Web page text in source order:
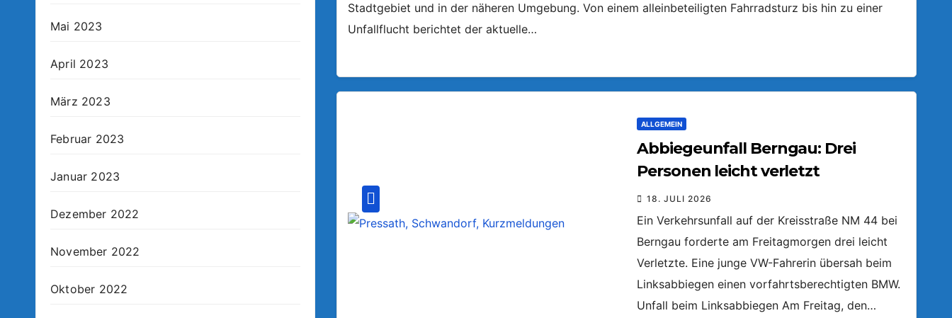
Mai 2023
April 2023
März 2023
Februar 2023
Januar 2023
Dezember 2022
November 2022
Oktober 2022
Stadtgebiet und in der näheren Umgebung. Von einem alleinbeteiligten Fahrradsturz bis hin zu einer
Unfallflucht berichtet der aktuelle…
ALLGEMEIN
Abbiegeunfall Berngau: Drei
Personen leicht verletzt
18. JULI 2026
Ein Verkehrsunfall auf der Kreisstraße NM 44 bei
Berngau forderte am Freitagmorgen drei leicht
Verletzte. Eine junge VW-Fahrerin übersah beim
Linksabbiegen einen vorfahrtsberechtigten BMW.
Unfall beim Linksabbiegen Am Freitag, den…